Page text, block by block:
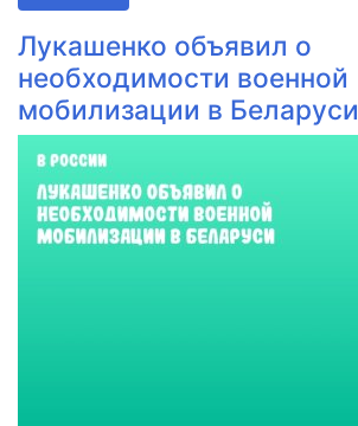
Лукашенко объявил о
необходимости военной
мобилизации в Беларуси